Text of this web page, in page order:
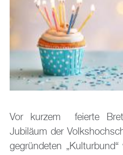
Vor kurzem feierte
Jubiläum der
gegründeten